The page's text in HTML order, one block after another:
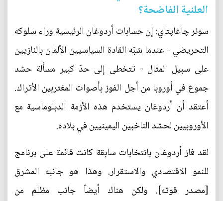
العلنية الفاضحة؟
سونر چاغاپتاي: إن حسابات أردوغان الرئيسية وراء سلوكه
التحريضي - عندما شبّه القادة السياسيين الألمان بالنازيين
على سبيل المثال - تتخطى إلى حدّ كبير مسألة حشد
جموع في أوروبا من أجل الفوز بأصوات المغتربين الأتراك.
أعتقد أن أردوغان يستخدم هذه الأزمة الدبلوماسية مع
الأوروبيين لحشد الناخبين اليمينيين في بلاده.
لقد فاز أردوغان بانتخابات سابقة كانت قائمة على برنامج
للنمو الاقتصادي والاستقرار. وهذا هو جانبه المشرق
[مصدر قوته]. ولكن هناك أيضاً جانب مظلم من